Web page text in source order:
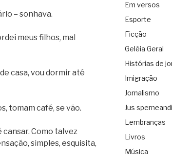
– sonhava.
meus filhos, mal
casa, vou dormir até
tomam café, se vão.
Como talvez
simples, esquisita,
Em versos
Esporte
Ficção
Geléia Geral
Histórias de
Imigração
Jornalismo
Jus sperneandi
Lembranças
Livros
Música